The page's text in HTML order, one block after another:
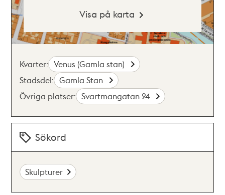
Visa på karta
Kvarter: Venus (Gamla stan)
Stadsdel: Gamla Stan
Övriga platser: Svartmangatan 24
Sökord
Skulpturer